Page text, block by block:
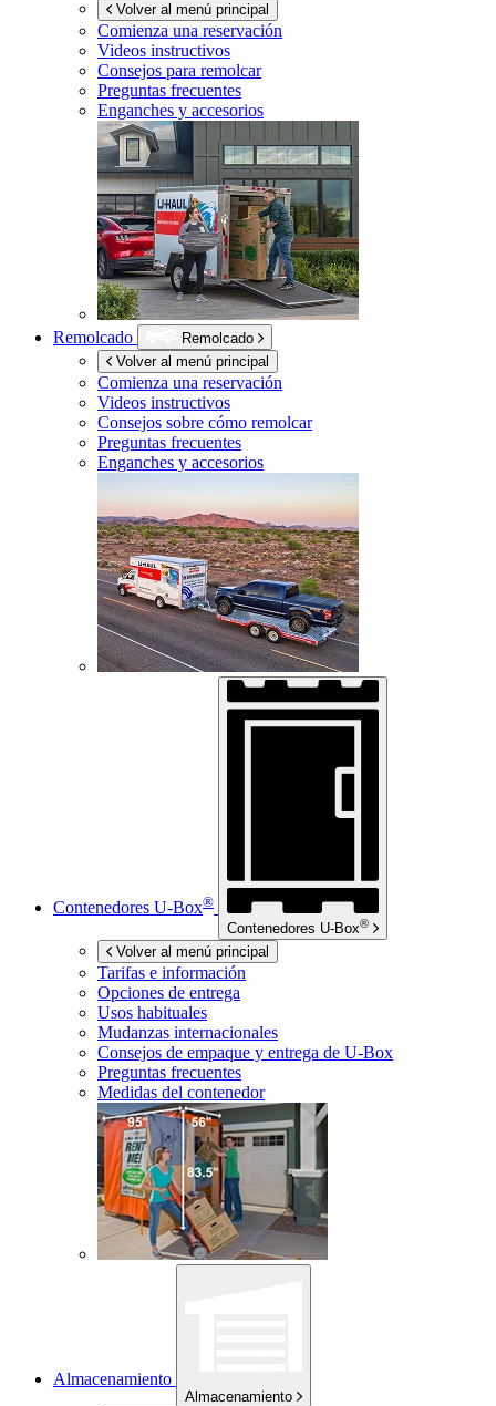
Volver al menú principal
Comienza una reservación
Videos instructivos
Consejos para remolcar
Preguntas frecuentes
Enganches y accesorios
Remolcado
Remolcado
Volver al menú principal
Comienza una reservación
Videos instructivos
Consejos sobre cómo remolcar
Preguntas frecuentes
Enganches y accesorios
Contenedores U-Box®
Contenedores U-Box®
Volver al menú principal
Tarifas e información
Opciones de entrega
Usos habituales
Mudanzas internacionales
Consejos de empaque y entrega de U-Box
Preguntas frecuentes
Medidas del contenedor
Almacenamiento
Almacenamiento